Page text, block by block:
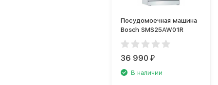
Посудомоечная машина
Bosch SMS25AW01R
36 990₽
В наличии